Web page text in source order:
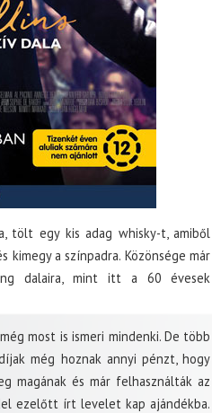
tölt egy kis adag whisky-t, amiből
a színpadra. Közönsége már
dalaira, mint itt a 60 évesek
most is ismeri mindenki. De több
még hoznak annyi pénzt, hogy
magának és már felhasználták az
ezelőtt írt levelet kap ajándékba.